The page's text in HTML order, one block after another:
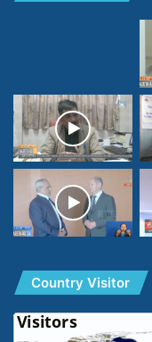
Country Visitor